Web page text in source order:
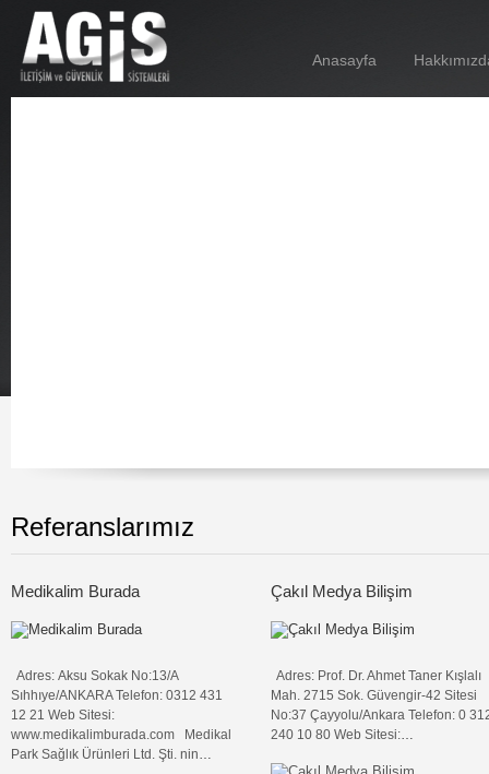
Anasayfa
Referanslarımız
Medikalim Burada
Adres: Aksu Sokak No:13/A
Sıhhıye/ANKARA Telefon: 0312 431
12 21 Web Sitesi:
www.medikalimburada.com Medikal
Park Sağlık Ürünleri Ltd. Şti. nin
Çakıl Medya Bilişim
Adres: Prof. Dr. Ahmet Taner Kışlalı
Mah. 2715 Sok. Güvengir-42 Sitesi
No:37 Çayyolu/Ankara Telefon: 0
240 10 80 Web Sitesi: